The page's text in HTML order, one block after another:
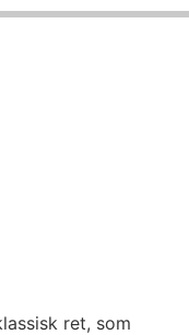
ret, som